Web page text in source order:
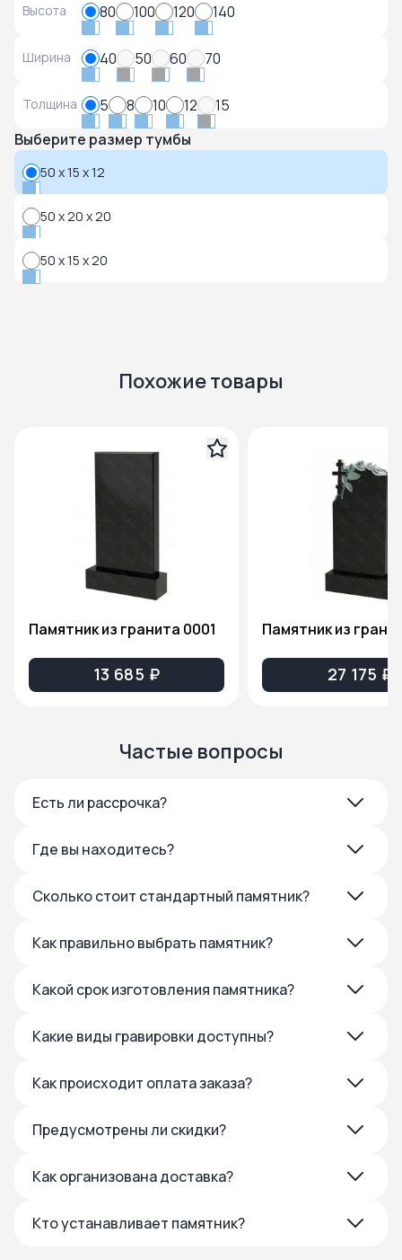
Высота 80 100 120 140
Ширина 40 50 60 70
Толщина 5 8 10 12
15
Выберите размер тумбы
50 x 15 x 12
50 x 20 x 20
50 x 15 x 20
Похожие товары
Памятник из гранита 0001
13 685 ₽ 27 175 ₽
Частые вопросы
Есть ли рассрочка?
Где вы находитесь?
Сколько стоит стандартный памятник?
Как правильно выбрать памятник?
Какой срок изготовления памятника?
Какие виды гравировки доступны?
Как происходит оплата заказа?
Предусмотрены ли скидки?
Как организована доставка?
Кто устанавливает памятник?